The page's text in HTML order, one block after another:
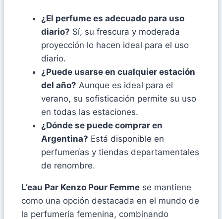
¿El perfume es adecuado para uso
diario? Sí, su frescura y moderada
proyección lo hacen ideal para el uso
diario.
¿Puede usarse en cualquier estación
del año? Aunque es ideal para el
verano, su sofisticación permite su uso
en todas las estaciones.
¿Dónde se puede comprar en
Argentina? Está disponible en
perfumerías y tiendas departamentales
de renombre.
L’eau Par Kenzo Pour Femme se mantiene
como una opción destacada en el mundo de
la perfumería femenina, combinando